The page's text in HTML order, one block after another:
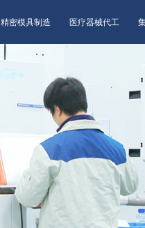
精密模具制造 医疗器械代工